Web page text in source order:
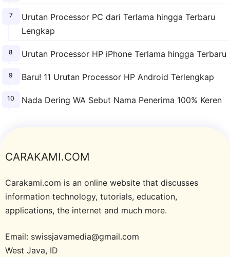
Urutan Processor PC dari Terlama hingga Terbaru
Lengkap
Urutan Processor HP iPhone Terlama hingga Terbaru
Baru! 11 Urutan Processor HP Android Terlengkap
Nada Dering WA Sebut Nama Penerima 100% Keren
CARAKAMI.COM
Carakami.com is an online website that discusses
information technology, tutorials, education,
applications, the internet and much more.
Email: swissjavamedia@gmail.com
West Java, ID